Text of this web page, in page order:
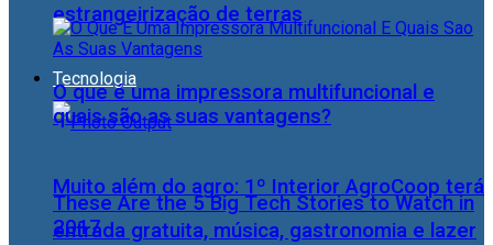
estrangeirização de terras
Tecnologia
Muito além do agro: 1º Interior AgroCoop terá
entrada gratuita, música, gastronomia e lazer
O que é uma impressora multifuncional e
quais são as suas vantagens?
These Are the 5 Big Tech Stories to Watch in
2017